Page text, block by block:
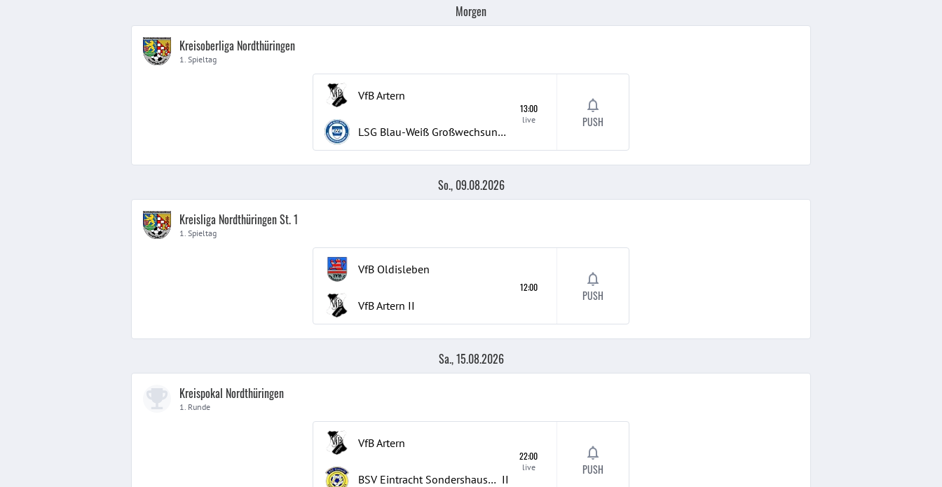
Morgen
Kreisoberliga Nordthüringen
1. Spieltag
VfB Artern
LSG Blau-Weiß Großwechsungen
13:00
live PUSH
So., 09.08.2026
Kreisliga Nordthüringen St. 1
1. Spieltag
VfB Oldisleben
VfB Artern II
12:00
PUSH
Sa., 15.08.2026
Kreispokal Nordthüringen
1. Runde
VfB Artern
BSV Eintracht Sondershausen II
22:00
live PUSH